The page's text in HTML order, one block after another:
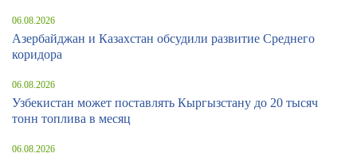
06.08.2026
Азербайджан и Казахстан обсудили развитие Среднего
коридора
06.08.2026
Узбекистан может поставлять Кыргызстану до 20 тысяч
тонн топлива в месяц
06.08.2026